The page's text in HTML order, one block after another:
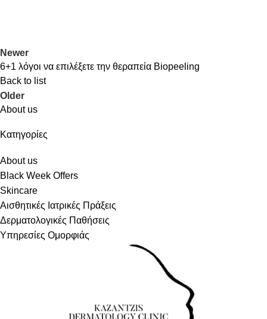
Newer
6+1 λόγοι να επιλέξετε την θεραπεία Biopeeling
Back to list
Older
About us
Kατηγορίες
About us
Black Week Offers
Skincare
Αισθητικές Ιατρικές Πράξεις
Δερματολογικές Παθήσεις
Υπηρεσίες Ομορφιάς